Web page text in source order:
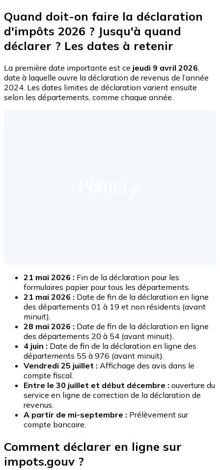
Quand doit-on faire la déclaration
d'impôts 2026 ? Jusqu'à quand
déclarer ? Les dates à retenir
La première date importante est ce jeudi 9 avril 2026,
date à laquelle ouvre la déclaration de revenus de l’année
2024. Les dates limites de déclaration varient ensuite
selon les départements, comme chaque année.
21 mai 2026 : Fin de la déclaration pour les
formulaires papier pour tous les départements.
21 mai 2026 : Date de fin de la déclaration en ligne
des départements 01 à 19 et non résidents (avant
minuit).
28 mai 2026 : Date de fin de la déclaration en ligne
des départements 20 à 54 (avant minuit).
4 juin : Date de fin de la déclaration en ligne des
départements 55 à 976 (avant minuit).
Vendredi 25 juillet : Affichage des avis dans le
compte fiscal.
Entre le 30 juillet et début décembre : ouverture du
service en ligne de correction de la déclaration de
revenus.
A partir de mi-septembre : Prélèvement sur
compte bancaire.
Comment déclarer en ligne sur
impots.gouv ?